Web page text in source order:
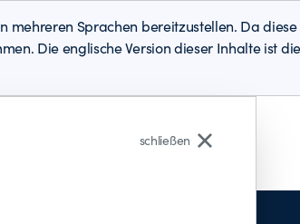
mehreren Sprachen bereitzustellen. Da
Die englische Version dieser Inhalte ist
schließen